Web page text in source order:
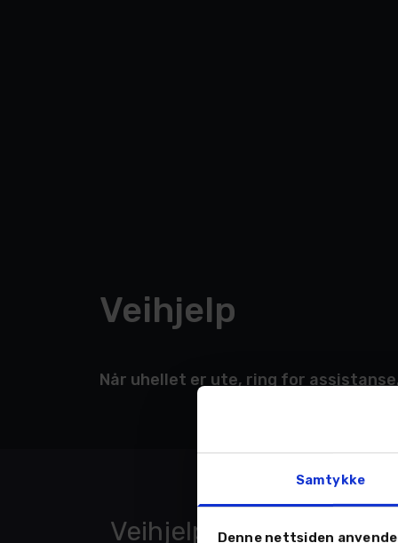
Samtykke
Denne nettsiden
Veihjelp
Når uhellet er ute, ring for
Veihjelp 24/7